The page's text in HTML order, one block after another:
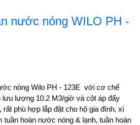
nước nóng WILO PH -
nóng Wilo PH - 123E với cơ chế
lưu lượng 10.2 M3/giờ và cột áp đẩy
phù hợp lắp đặt cho hộ gia đình, xí
tuần hoàn nước nóng & lạnh, tuần hoàn